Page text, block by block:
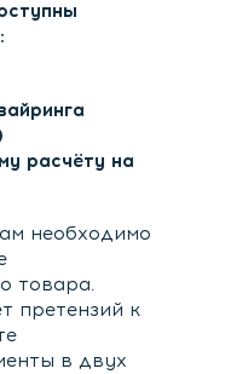
расчёту на
необходимо
товара.
претензий к
в двух